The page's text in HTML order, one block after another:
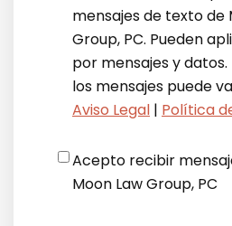
mensajes de texto de
Group, PC. Pueden
por mensajes y
los mensajes puede
Aviso Legal | Política
Acepto recibir
Moon Law Group, PC